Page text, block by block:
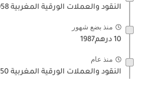
النقود والعملات الورقية المغربية 1958 - 5000 فرنك
منذ بضع شهور
10 درهم1987
منذ عام
النقود والعملات الورقية المغربية 1950 - خمسة ألاف فرنك